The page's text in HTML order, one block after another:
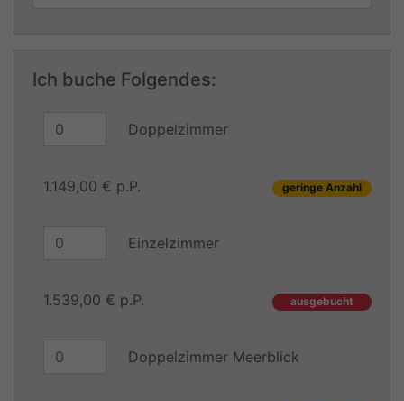
Ich buche Folgendes:
Doppelzimmer
1.149,00 € p.P. geringe Anzahl
Einzelzimmer
1.539,00 € p.P. ausgebucht
Doppelzimmer Meerblick